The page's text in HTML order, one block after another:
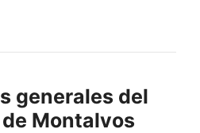
generales del
Montalvos